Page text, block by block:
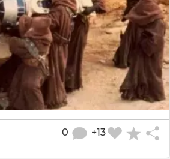
+13
0